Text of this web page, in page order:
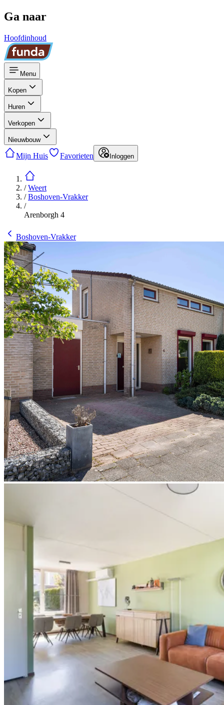
Ga naar
Hoofdinhoud
Menu
Kopen
Huren
Verkopen
Nieuwbouw
Mijn Huis Favorieten Inloggen
/Weert
/Boshoven-Vrakker
/
Arenborgh 4
Boshoven-Vrakker